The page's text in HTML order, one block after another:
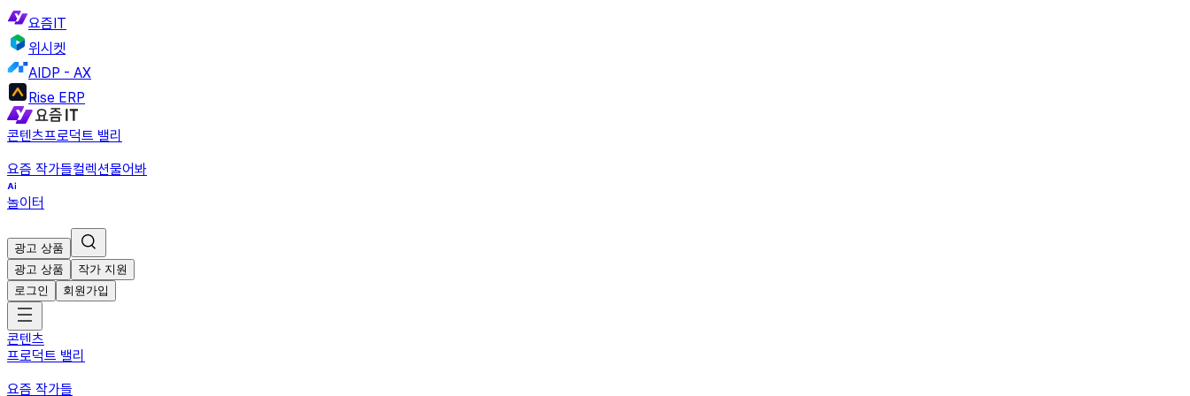
요즘IT
위시켓
AIDP - AX
Rise ERP
콘텐츠프로덕트 밸리
요즘 작가들컬렉션물어봐
놀이터
광고 상품
광고 상품
작가 지원
로그인
회원가입
콘텐츠
프로덕트 밸리
요즘 작가들